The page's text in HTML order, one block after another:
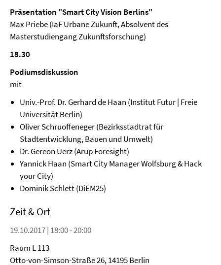
Präsentation "Smart City Vision Berlins"
Max Priebe (IaF Urbane Zukunft, Absolvent des
Masterstudiengang Zukunftsforschung)
18.30
Podiumsdiskussion
mit
Univ.-Prof. Dr. Gerhard de Haan (Institut Futur | Freie
Universität Berlin)
Oliver Schruoffeneger (Bezirksstadtrat für
Stadtentwicklung, Bauen und Umwelt)
Dr. Gereon Uerz (Arup Foresight)
Yannick Haan (Smart City Manager Wolfsburg & Hack
your City)
Dominik Schlett (DiEM25)
Zeit & Ort
19.10.2017 | 18:00 - 20:00
Raum L 113
Otto-von-Simson-Straße 26, 14195 Berlin